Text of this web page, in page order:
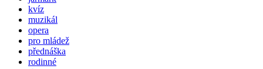
kvíz
muzikál
opera
pro mládež
přednáška
rodinné